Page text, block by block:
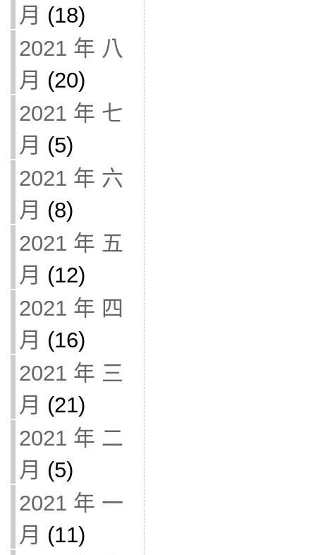
月 (18)
2021 年 八
月 (20)
2021 年 七
月 (5)
2021 年 六
月 (8)
2021 年 五
月 (12)
2021 年 四
月 (16)
2021 年 三
月 (21)
2021 年 二
月 (5)
2021 年 一
月 (11)